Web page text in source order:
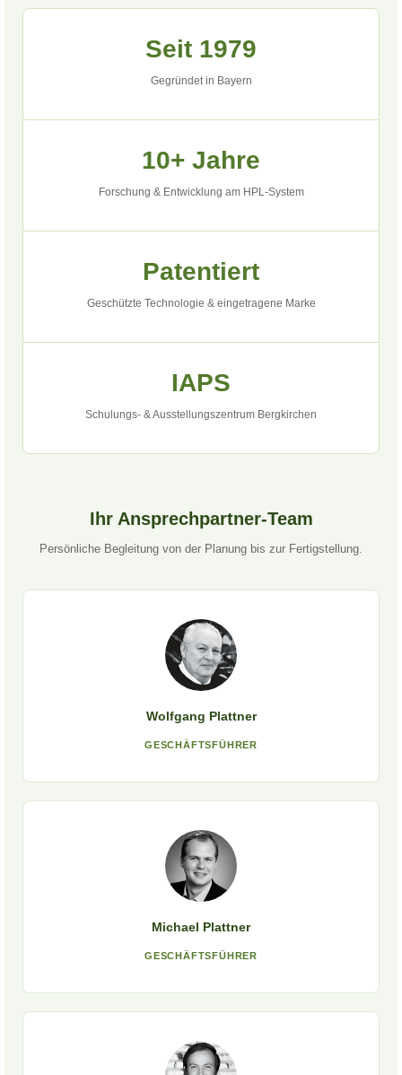
Seit 1979
Gegründet in Bayern
10+ Jahre
Forschung & Entwicklung am HPL-System
Patentiert
Geschützte Technologie & eingetragene Marke
IAPS
Schulungs- & Ausstellungszentrum Bergkirchen
Ihr Ansprechpartner-Team
Persönliche Begleitung von der Planung bis zur Fertigstellung.
Wolfgang Plattner
GESCHÄFTSFÜHRER
Michael Plattner
GESCHÄFTSFÜHRER